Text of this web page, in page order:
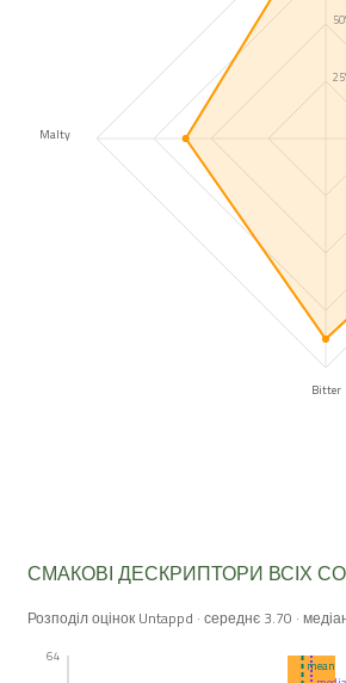
Bitter
Malty
СМАКОВІ ДЕСКРИПТОРИ ВСІХ
Розподіл оцінок Untappd · середнє 3.70 ·
mean
64